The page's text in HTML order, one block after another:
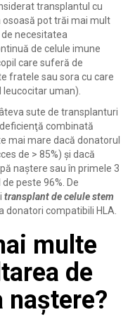
transplantul cu
osoasă pot trăi mai mult
necesitatea
de celule imune
care suferă de
fratele sau sora cu care
uman).
sute de transplanturi
combinată
mai mare dacă donatorul
de > 85%) şi dacă
naştere sau în primele 3
peste 96%. De
transplant de celule stem
donatori compatibili HLA.
multe
de
naștere?